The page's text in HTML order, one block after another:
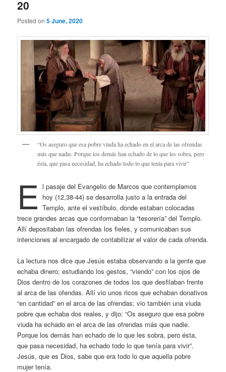
20
Posted on5 June, 2020
“Os aseguro que esa pobre viuda ha echado en el arca de las ofrendas
más que nadie. Porque los demás han echado de lo que les sobra, pero
ésta, que pasa necesidad, ha echado todo lo que tenía para vivir”
E l pasaje del Evangelio de Marcos que contemplamos
hoy (12,38-44) se desarrolla justo a la entrada del
Templo, ante el vestíbulo, donde estaban colocadas
trece grandes arcas que conformaban la “tesorería” del Templo.
Allí depositaban las ofrendas los fieles, y comunicaban sus
intenciones al encargado de contabilizar el valor de cada ofrenda.
La lectura nos dice que Jesús estaba observando a la gente que
echaba dinero; estudiando los gestos, “viendo” con los ojos de
Dios dentro de los corazones de todos los que desfilaban frente
al arca de las ofendas. Allí vio unos ricos que echaban donativos
“en cantidad” en el arca de las ofrendas; vio también una viuda
pobre que echaba dos reales, y dijo: “Os aseguro que esa pobre
viuda ha echado en el arca de las ofrendas más que nadie.
Porque los demás han echado de lo que les sobra, pero ésta,
que pasa necesidad, ha echado todo lo que tenía para vivir”.
Jesús, que es Dios, sabe que era todo lo que aquella pobre
mujer tenía.